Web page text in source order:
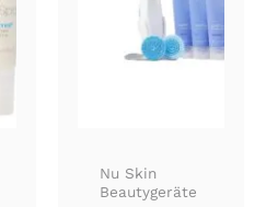
Nu Skin
Beautygeräte